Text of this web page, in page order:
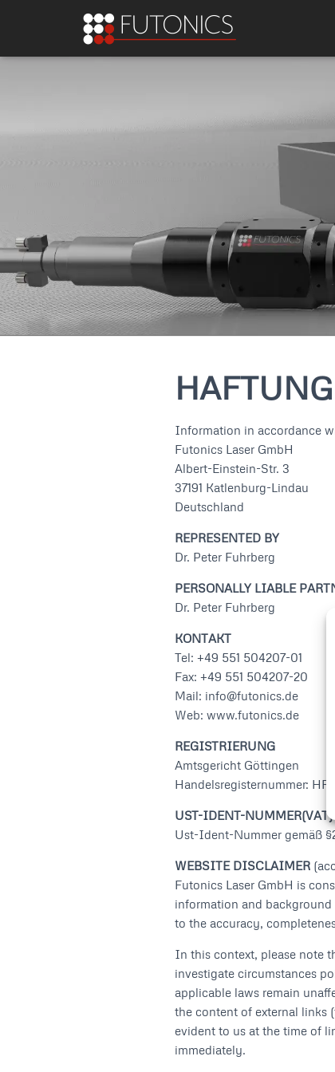
Information in accordance
Futonics Laser GmbH
Albert-Einstein-Str. 3
37191 Katlenburg-Lindau
Deutschland
REPRESENTED BY
Dr. Peter Fuhrberg
PERSONALLY LIABLE
Dr. Peter Fuhrberg
KONTAKT
Tel: +49 551 504207-01
Fax: +49 551 504207-20
Mail: info@futonics.de
Web: www.futonics.de
REGISTRIERUNG
Amtsgericht Göttingen
Handelsregisternummer:
UST-IDENT-NUMMER(VAT)
Ust-Ident-Nummer gemäß
WEBSITE DISCLAIMER
Futonics Laser GmbH is
information and
to the accuracy,
In this context, please note
investigate circumstances
applicable laws remain
the content of external links
evident to us at the time of
immediately.